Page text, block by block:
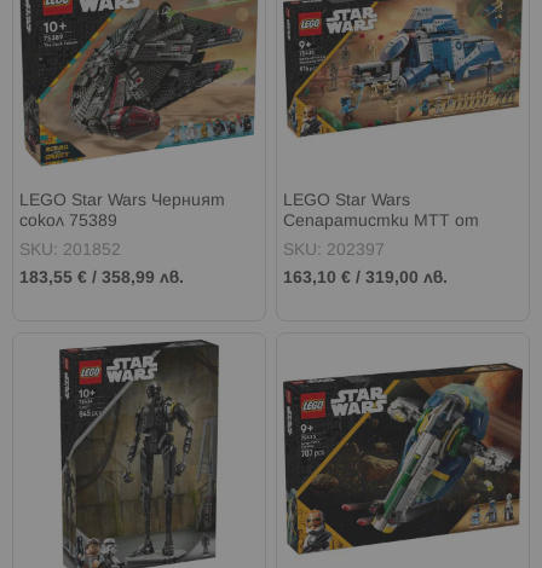
LEGO Star Wars Черният
сокол 75389
SKU: 201852
183,55 € / 358,99 лв.
LEGO Star Wars
Сепаратистки MTT от
битката при Фелуция 75435
SKU: 202397
163,10 € /319,00 лв.